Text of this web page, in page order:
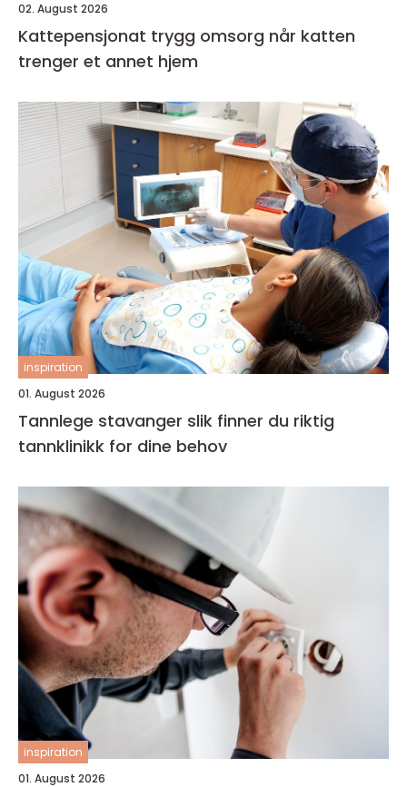
02. August 2026
Kattepensjonat trygg omsorg når katten
trenger et annet hjem
inspiration
01. August 2026
Tannlege stavanger slik finner du riktig
tannklinikk for dine behov
inspiration
01. August 2026